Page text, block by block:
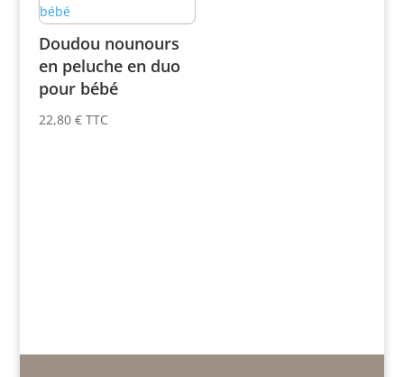
Doudou nounours
en peluche en duo
pour bébé
22,80 € TTC